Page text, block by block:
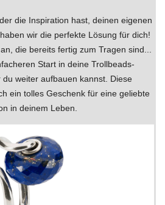
die Inspiration hast, deinen eigenen
wir die perfekte Lösung für dich!
die bereits fertig zum Tragen sind...
Start in deine Trollbeads-
weiter aufbauen kannst. Diese
ein tolles Geschenk für eine geliebte
in deinem Leben.